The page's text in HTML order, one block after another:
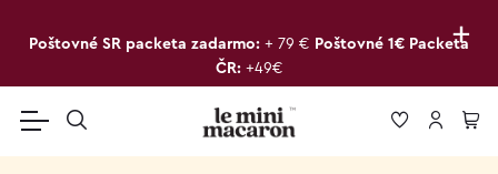
+
Poštovné SR packeta zadarmo: + 79 € Poštovné 1€ Packeta
ČR: +49€